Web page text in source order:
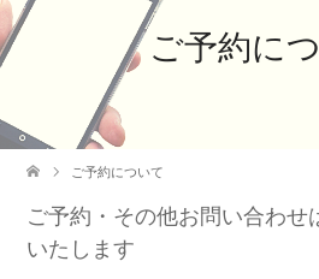
ご予約に
ご予約について
ご予約・その他お問い合わせ
いたします